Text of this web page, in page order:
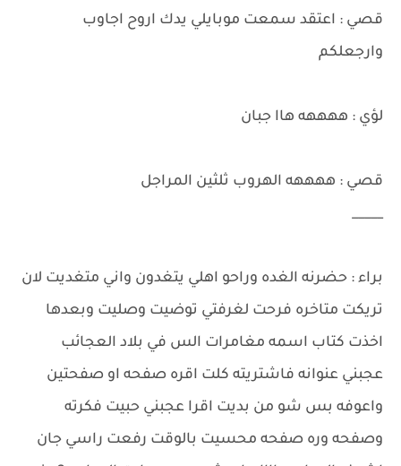
قصي : اعتقد سمعت موبايلي يدك اروح اجاوب
وارجعلكم
لؤي : ههههه هاا جبان
قصي : ههههه الهروب ثلثين المراجل
_____
براء : حضرنه الغده وراحو اهلي يتغدون واني متغديت لان
تريكت متاخره فرحت لغرفتي توضيت وصليت وبعدها
اخذت كتاب اسمه مغامرات الس في بلاد العجائب
عجبني عنوانه فاشتريته كلت اقره صفحه او صفحتين
واعوفه بس شو من بديت اقرا عجبني حبيت فكرته
وصفحه وره صفحه محسيت بالوقت رفعت راسي جان